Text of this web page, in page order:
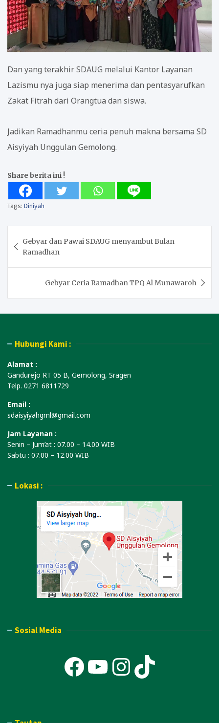
Dan yang terakhir SDAUG melalui Kantor Layanan
Lazismu nya juga siap menerima dan pentasyarufkan
Zakat Fitrah dari Orangtua dan siswa.
Jadikan Ramadhanmu ceria penuh makna bersama SD
Aisyiyah Unggulan Gemolong.
Share berita ini !
Tags: Diniyah
navigation
Gebyar dan Pawai SDAUG menyambut Bulan
Ramadhan
Gebyar Ceria Ramadhan TPQ Al Munawaroh
Hubungi Kami :
Alamat :
Gandurejo RT 05 B, Gemolong, Sragen
Telp. 0271 6811729
Email :
sdaisyiyahgml@gmail.com
Jam Layanan :
Senin – Jum’at : 07.00 – 14.00 WIB
Sabtu : 07.00 – 12.00 WIB
Lokasi :
Sosial Media
Facebook
YouTube
TikTok